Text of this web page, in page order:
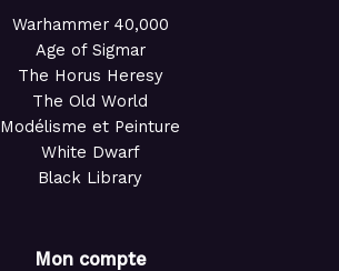
Warhammer 40,000
Age of Sigmar
The Horus Heresy
The Old World
Modélisme et Peinture
White Dwarf
Black Library
Mon compte